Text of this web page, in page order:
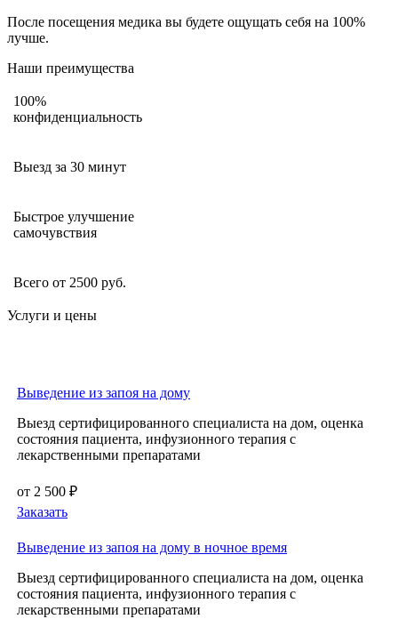
После посещения медика вы будете ощущать себя на 100%
лучше.
Наши преимущества
100%
конфиденциальность
Выезд за 30 минут
Быстрое улучшение
самочувствия
Всего от 2500 руб.
Услуги и цены
Выведение из запоя на дому
Выезд сертифицированного специалиста на дом, оценка
состояния пациента, инфузионного терапия с
лекарственными препаратами
от 2 500 ₽
Заказать
Выведение из запоя на дому в ночное время
Выезд сертифицированного специалиста на дом, оценка
состояния пациента, инфузионного терапия с
лекарственными препаратами